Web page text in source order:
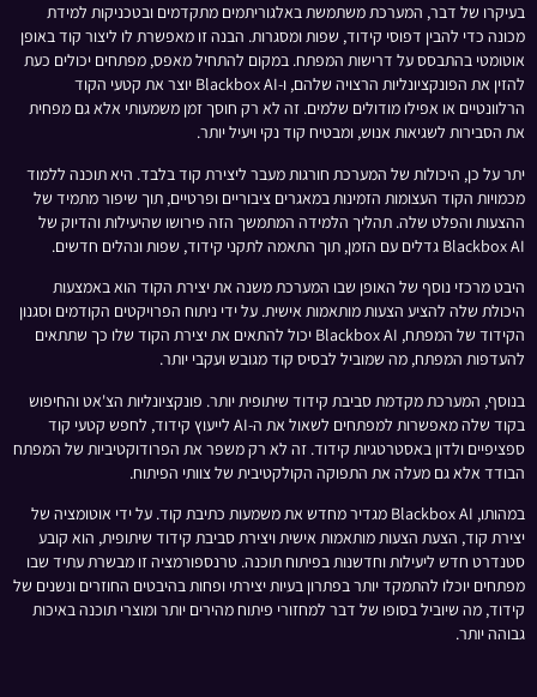
בעיקרו של דבר, המערכת משתמשת באלגוריתמים מתקדמים ובטכניקות למידת
מכונה כדי להבין דפוסי קידוד, שפות ומסגרות. הבנה זו מאפשרת לו ליצור קוד באופן
אוטומטי בהתבסס על דרישות המפתח. במקום להתחיל מאפס, מפתחים יכולים כעת
להזין את הפונקציונליות הרצויה שלהם, ו-Blackbox AI יוצר את קטעי הקוד
הרלוונטיים או אפילו מודולים שלמים. זה לא רק חוסך זמן משמעותי אלא גם מפחית
את הסבירות לשגיאות אנוש, ומבטיח קוד נקי ויעיל יותר.
יתר על כן, היכולות של המערכת חורגות מעבר ליצירת קוד בלבד. היא תוכנה ללמוד
מכמויות הקוד העצומות הזמינות במאגרים ציבוריים ופרטיים, תוך שיפור מתמיד של
ההצעות והפלט שלה. תהליך הלמידה המתמשך הזה פירושו שהיעילות והדיוק של
Blackbox AI גדלים עם הזמן, תוך התאמה לתקני קידוד, שפות ונהלים חדשים.
היבט מרכזי נוסף של האופן שבו המערכת משנה את יצירת הקוד הוא באמצעות
היכולת שלה להציע הצעות מותאמות אישית. על ידי ניתוח הפרויקטים הקודמים וסגנון
הקידוד של המפתח, Blackbox AI יכול להתאים את יצירת הקוד שלו כך שתתאים
להעדפות המפתח, מה שמוביל לבסיס קוד מגובש ועקבי יותר.
בנוסף, המערכת מקדמת סביבת קידוד שיתופית יותר. פונקציונליות הצ'אט והחיפוש
בקוד שלה מאפשרות למפתחים לשאול את ה-AI לייעוץ קידוד, לחפש קטעי קוד
ספציפיים ולדון באסטרטגיות קידוד. זה לא רק משפר את הפרודוקטיביות של המפתח
הבודד אלא גם מעלה את התפוקה הקולקטיבית של צוותי הפיתוח.
במהותו, Blackbox AI מגדיר מחדש את משמעות כתיבת קוד. על ידי אוטומציה של
יצירת קוד, הצעת הצעות מותאמות אישית ויצירת סביבת קידוד שיתופית, הוא קובע
סטנדרט חדש ליעילות וחדשנות בפיתוח תוכנה. טרנספורמציה זו מבשרת עתיד שבו
מפתחים יוכלו להתמקד יותר בפתרון בעיות יצירתי ופחות בהיבטים החוזרים ונשנים של
קידוד, מה שיוביל בסופו של דבר למחזורי פיתוח מהירים יותר ומוצרי תוכנה באיכות
גבוהה יותר.